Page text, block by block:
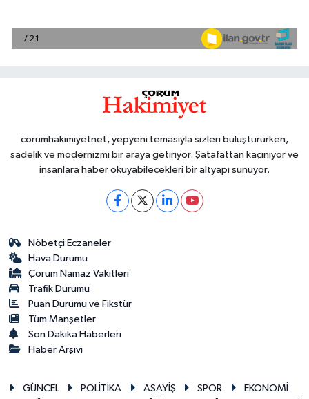
corumhakimiyetnet, yepyeni temasıyla sizleri buluştururken,
sadelik ve modernizmi bir araya getiriyor. Şatafattan kaçınıyor ve
insanlara haber okuyabilecekleri bir altyapı sunuyor.
Nöbetçi Eczaneler
Hava Durumu
Çorum Namaz Vakitleri
Trafik Durumu
Puan Durumu ve Fikstür
Tüm Manşetler
Son Dakika Haberleri
Haber Arşivi
GÜNCEL POLİTİKA ASAYİŞ SPOR
EKONOMİ